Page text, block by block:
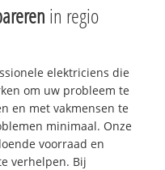
in regio
elektriciens die
om uw probleem te
en met vakmensen te
minimaal. Onze
voorraad en
verhelpen. Bij